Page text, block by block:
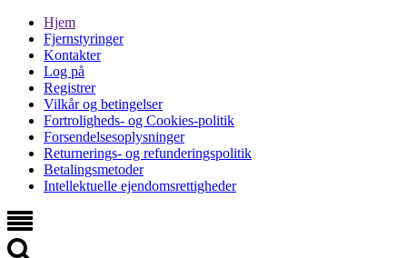
Hjem
Fjernstyringer
Kontakter
Log på
Registrer
Vilkår og betingelser
Fortroligheds- og Cookies-politik
Forsendelsesoplysninger
Returnerings- og refunderingspolitik
Betalingsmetoder
Intellektuelle ejendomsrettigheder